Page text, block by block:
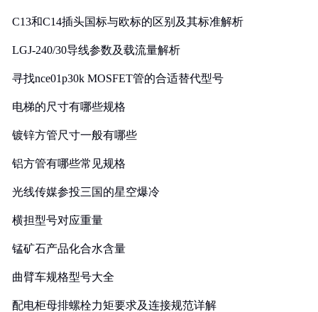
C13和C14插头国标与欧标的区别及其标准解析
LGJ-240/30导线参数及载流量解析
寻找nce01p30k MOSFET管的合适替代型号
电梯的尺寸有哪些规格
镀锌方管尺寸一般有哪些
铝方管有哪些常见规格
光线传媒参投三国的星空爆冷
横担型号对应重量
锰矿石产品化合水含量
曲臂车规格型号大全
配电柜母排螺栓力矩要求及连接规范详解